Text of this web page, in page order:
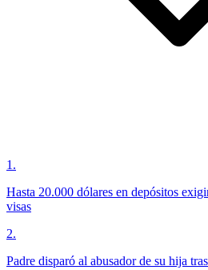
1 .
Hasta 20.000 dólares en depósitos
visas
2.
Padre disparó al abusador de su hija